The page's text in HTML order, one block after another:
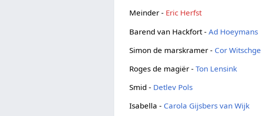
Meinder - Eric Herfst
Barend van Hackfort -Ad Hoeymans
Simon de marskramer - Cor Witschge
Roges de magiër -Ton Lensink
Smid - Detlev Pols
Isabella - Carola Gijsbers van Wijk